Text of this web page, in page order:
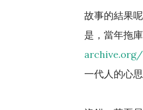
故事的結果
是，當年拖
archive.org/
一代人的心